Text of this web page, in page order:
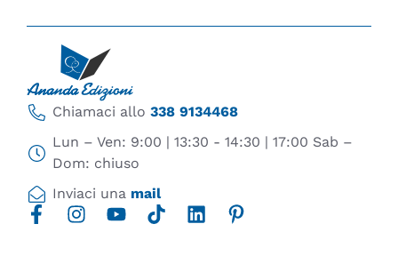
Chiamaci allo 338 9134468
Lun – Ven: 9:00 | 13:30 - 14:30 | 17:00 Sab –
Dom: chiuso
Inviaci una mail